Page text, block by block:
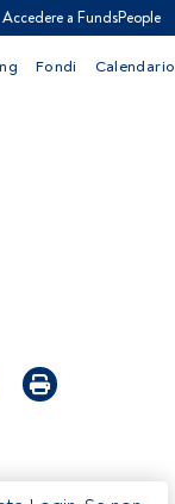
Accedere a FundsPeople
Fondi Calendario